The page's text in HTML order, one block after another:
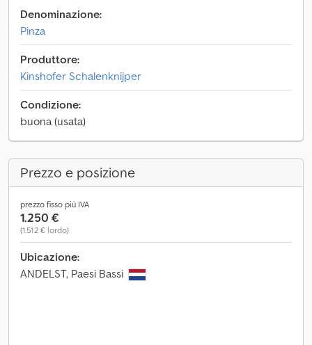
Denominazione:
Pinza
Produttore:
Kinshofer Schalenknijper
Condizione:
buona (usata)
Prezzo e posizione
prezzo fisso più IVA
1.250 €
(1.512 € lordo)
Ubicazione:
ANDELST, Paesi Bassi